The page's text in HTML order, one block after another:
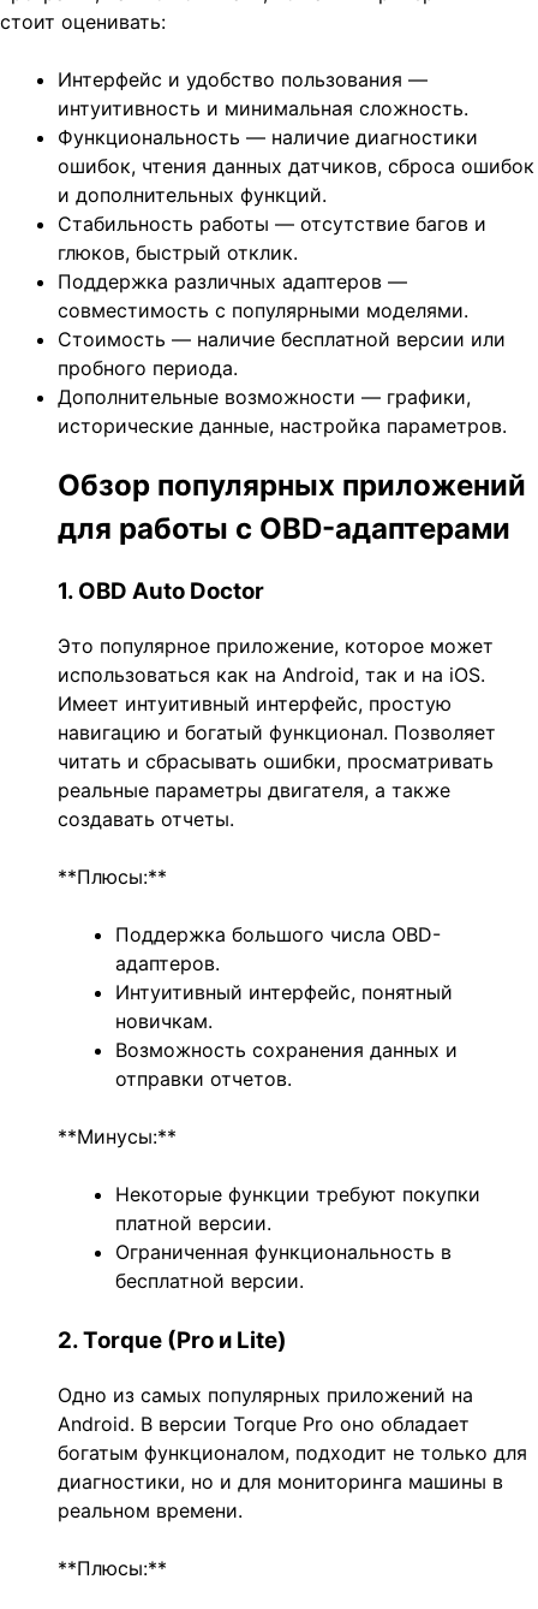
стоит оценивать:
Интерфейс и удобство пользования —
интуитивность и минимальная сложность.
Функциональность — наличие диагностики
ошибок, чтения данных датчиков, сброса ошибок
и дополнительных функций.
Стабильность работы — отсутствие багов и
глюков, быстрый отклик.
Поддержка различных адаптеров —
совместимость с популярными моделями.
Стоимость — наличие бесплатной версии или
пробного периода.
Дополнительные возможности — графики,
исторические данные, настройка параметров.
Обзор популярных приложений
для работы с OBD-адаптерами
1. OBD Auto Doctor
Это популярное приложение, которое может
использоваться как на Android, так и на iOS.
Имеет интуитивный интерфейс, простую
навигацию и богатый функционал. Позволяет
читать и сбрасывать ошибки, просматривать
реальные параметры двигателя, а также
создавать отчеты.
**Плюсы:**
Поддержка большого числа OBD-
адаптеров.
Интуитивный интерфейс, понятный
новичкам.
Возможность сохранения данных и
отправки отчетов.
**Минусы:**
Некоторые функции требуют покупки
платной версии.
Ограниченная функциональность в
бесплатной версии.
2. Torque (Pro и Lite)
Одно из самых популярных приложений на
Android. В версии Torque Pro оно обладает
богатым функционалом, подходит не только для
диагностики, но и для мониторинга машины в
реальном времени.
**Плюсы:**